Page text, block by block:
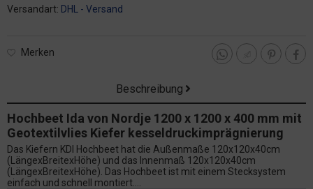
Versandart: DHL - Versand
Merken
Beschreibung
Hochbeet Ida von Nordje 1200 x 1200 x 400 mm mit
Geotextilvlies Kiefer kesseldruckimprägnierung
Das Kiefern KDI Hochbeet hat die Außenmaße 120x120x40cm
(LängexBreitexHöhe) und das Innenmaß 120x120x40cm
(LängexBreitexHöhe). Das Hochbeet ist mit einem Stecksystem
einfach und schnell montiert....